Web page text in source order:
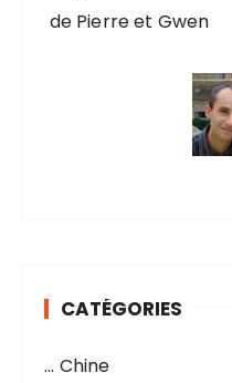
de Pierre et Gwen
CATÉGORIES
… Chine